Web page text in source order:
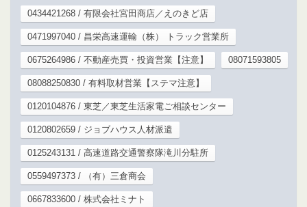
0434421268 / 有限会社宮田商店／えのきど店
0471997040 / 昌栄高速運輸（株） トラック営業所
0675264986 / 不動産売買・投資営業【注意】 08071593805
08088250830 / 有料取材営業【ステマ注意】
0120104876 / 東芝／東芝生活家電ご相談センター
0120802659 / ジョブハウス人材派遣
0125243131 / 高速道路交通警察隊滝川分駐所
0559497373 / （有）三倉商会
0667833600 / 株式会社ミナト